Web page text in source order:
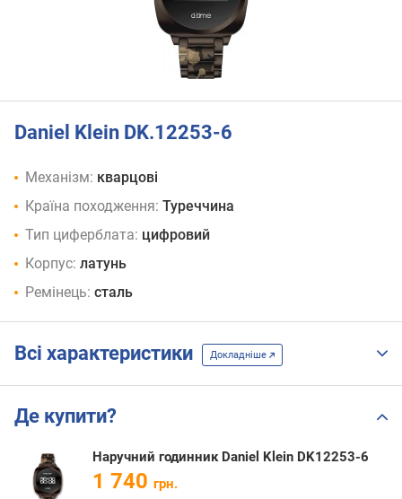
Daniel Klein DK.12253-6
Механізм: кварцові
Країна походження: Туреччина
Тип циферблата: цифровий
Корпус: латунь
Ремінець: сталь
Всі характеристики Докладніше
Де купити?
Наручний годинник Daniel Klein DK12253-6
1 740 грн.